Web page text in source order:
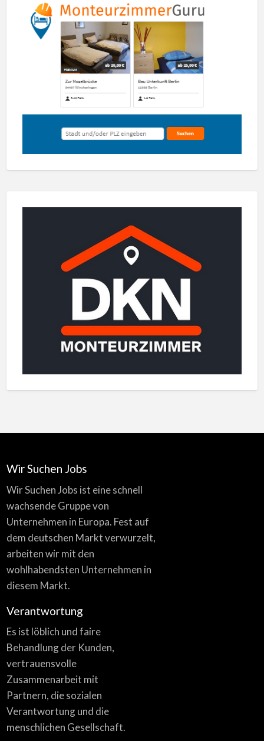
Wir Suchen Jobs
Wir Suchen Jobs ist eine schnell
wachsende Gruppe von
Unternehmen in Europa. Fest auf
dem deutschen Markt verwurzelt,
arbeiten wir mit den
wohlhabendsten Unternehmen in
diesem Markt.
Verantwortung
Es ist löblich und faire
Behandlung der Kunden,
vertrauensvolle
Zusammenarbeit mit
Partnern, die sozialen
Verantwortung und die
menschlichen Gesellschaft.